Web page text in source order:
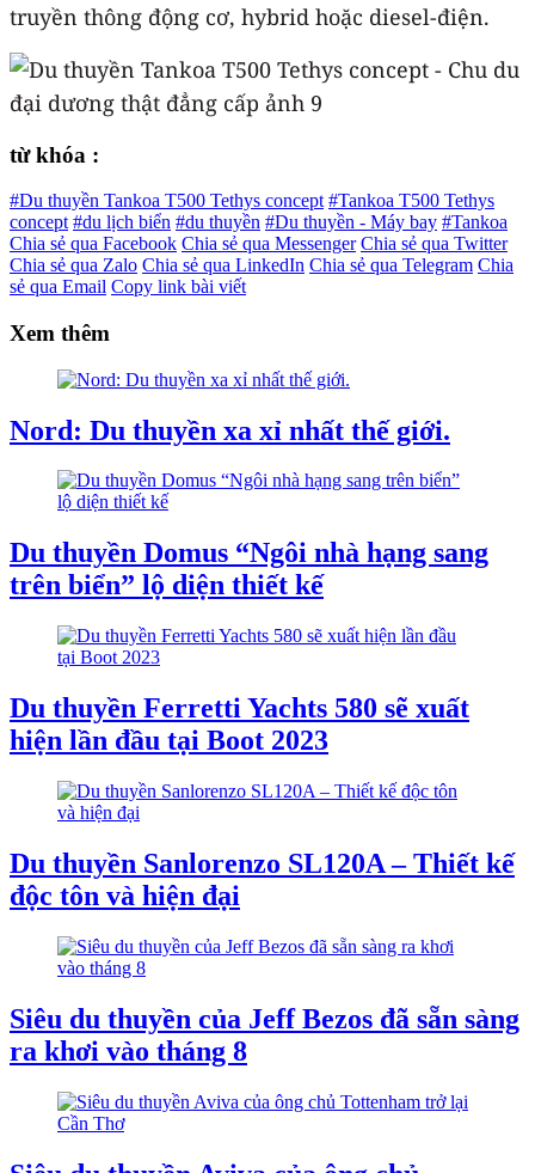
truyền thông động cơ, hybrid hoặc diesel-điện.
từ khóa :
#Du thuyền Tankoa T500 Tethys concept #Tankoa T500 Tethys
concept #du lịch biển #du thuyền #Du thuyền - Máy bay #Tankoa
Chia sẻ qua Facebook Chia sẻ qua Messenger Chia sẻ qua Twitter
Chia sẻ qua Zalo Chia sẻ qua LinkedIn Chia sẻ qua Telegram Chia
sẻ qua Email Copy link bài viết
Xem thêm
Nord: Du thuyền xa xỉ nhất thế giới.
Du thuyền Domus “Ngôi nhà hạng sang
trên biển” lộ diện thiết kế
Du thuyền Ferretti Yachts 580 sẽ xuất
hiện lần đầu tại Boot 2023
Du thuyền Sanlorenzo SL120A – Thiết kế
độc tôn và hiện đại
Siêu du thuyền của Jeff Bezos đã sẵn sàng
ra khơi vào tháng 8